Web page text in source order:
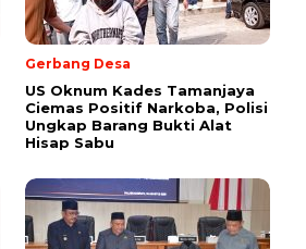
Gerbang Desa
US Oknum Kades Tamanjaya
Ciemas Positif Narkoba, Polisi
Ungkap Barang Bukti Alat
Hisap Sabu